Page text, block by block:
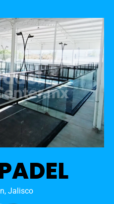
Jalisco